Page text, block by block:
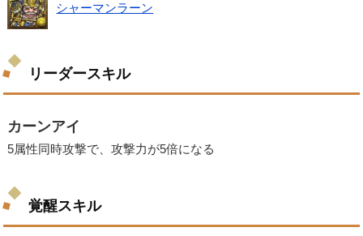
シャーマンラーン
リーダースキル
カーンアイ
5属性同時攻撃で、攻撃力が5倍になる
覚醒スキル